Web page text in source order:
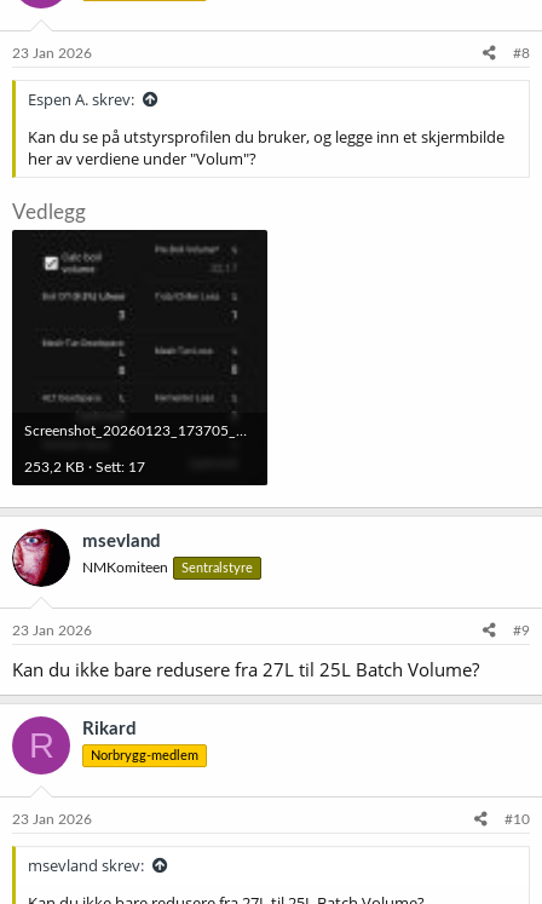
o
e
23 Jan 2026 #8
Espen A. skrev:
Kan du se på utstyrsprofilen du bruker, og legge inn et skjermbilde
her av verdiene under "Volum"?
Vedlegg
Screenshot_20260123_173705_Brewfather.jpg
253,2 KB · Sett: 17
msevland
NMKomiteen Sentralstyre
23 Jan 2026 #9
Kan du ikke bare redusere fra 27L til 25L Batch Volume?
R Rikard
Norbrygg-medlem
23 Jan 2026 #10
msevland skrev: